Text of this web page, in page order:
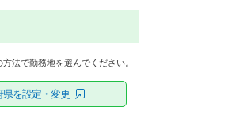
法で勤務地を選んでください。
県を設定・変更